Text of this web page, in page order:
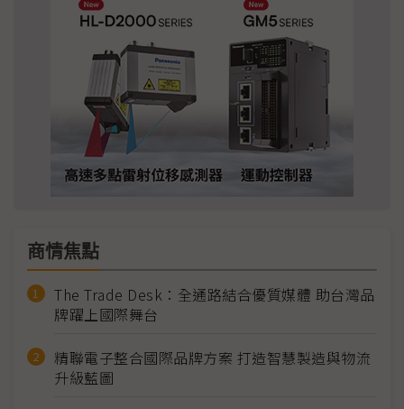
商情焦點
The Trade Desk：全通路結合優質媒體 助台灣品
牌躍上國際舞台
精聯電子整合國際品牌方案 打造智慧製造與物流
升級藍圖